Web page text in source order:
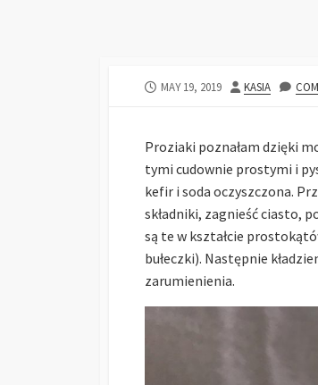
MAY 19, 2019 KASIA
Proziaki poznałam dzięki
tymi cudownie prostymi i
kefir i soda oczyszczona.
składniki, zagnieść ciasto,
są te w kształcie
bułeczki). Następnie
zarumienienia.